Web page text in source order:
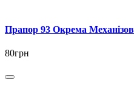
Прапор 93 Окрема
80грн